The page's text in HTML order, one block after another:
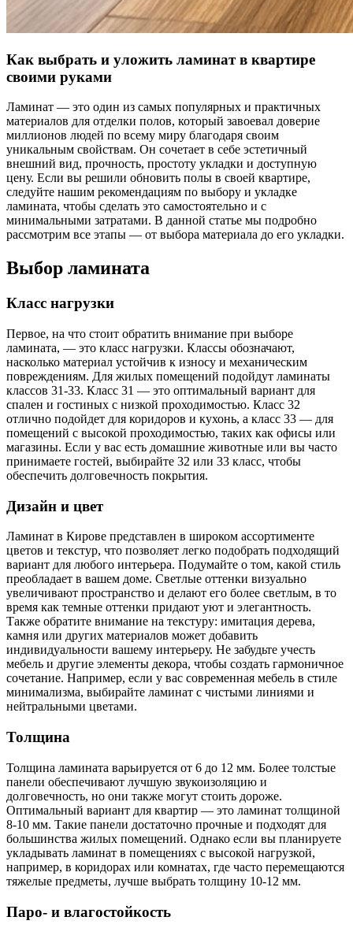
Как выбрать и уложить ламинат в квартире
своими руками
Ламинат — это один из самых популярных и практичных
материалов для отделки полов, который завоевал доверие
миллионов людей по всему миру благодаря своим
уникальным свойствам. Он сочетает в себе эстетичный
внешний вид, прочность, простоту укладки и доступную
цену. Если вы решили обновить полы в своей квартире,
следуйте нашим рекомендациям по выбору и укладке
ламината, чтобы сделать это самостоятельно и с
минимальными затратами. В данной статье мы подробно
рассмотрим все этапы — от выбора материала до его укладки.
Выбор ламината
Класс нагрузки
Первое, на что стоит обратить внимание при выборе
ламината, — это класс нагрузки. Классы обозначают,
насколько материал устойчив к износу и механическим
повреждениям. Для жилых помещений подойдут ламинаты
классов 31-33. Класс 31 — это оптимальный вариант для
спален и гостиных с низкой проходимостью. Класс 32
отлично подойдет для коридоров и кухонь, а класс 33 — для
помещений с высокой проходимостью, таких как офисы или
магазины. Если у вас есть домашние животные или вы часто
принимаете гостей, выбирайте 32 или 33 класс, чтобы
обеспечить долговечность покрытия.
Дизайн и цвет
Ламинат в Кирове представлен в широком ассортименте
цветов и текстур, что позволяет легко подобрать подходящий
вариант для любого интерьера. Подумайте о том, какой стиль
преобладает в вашем доме. Светлые оттенки визуально
увеличивают пространство и делают его более светлым, в то
время как темные оттенки придают уют и элегантность.
Также обратите внимание на текстуру: имитация дерева,
камня или других материалов может добавить
индивидуальности вашему интерьеру. Не забудьте учесть
мебель и другие элементы декора, чтобы создать гармоничное
сочетание. Например, если у вас современная мебель в стиле
минимализма, выбирайте ламинат с чистыми линиями и
нейтральными цветами.
Толщина
Толщина ламината варьируется от 6 до 12 мм. Более толстые
панели обеспечивают лучшую звукоизоляцию и
долговечность, но они также могут стоить дороже.
Оптимальный вариант для квартир — это ламинат толщиной
8-10 мм. Такие панели достаточно прочные и подходят для
большинства жилых помещений. Однако если вы планируете
укладывать ламинат в помещениях с высокой нагрузкой,
например, в коридорах или комнатах, где часто перемещаются
тяжелые предметы, лучше выбрать толщину 10-12 мм.
Паро- и влагостойкость